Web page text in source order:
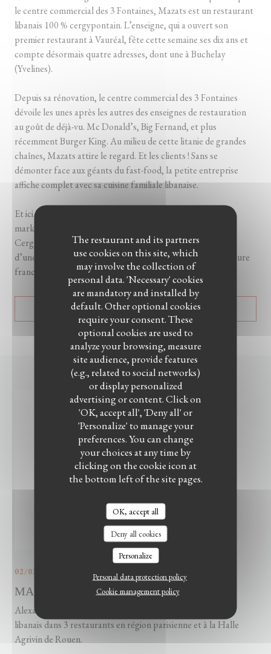
The restaurant and its partners
use cookies on this site, which
may involve the collection of
personal data. 'Necessary' cookies
are mandatory and installed by
default. Other optional cookies
require your consent. These
optional cookies are used to
analyze your browsing, measure
site audience, provide features
(e.g., related to social networks)
or display personalized
advertising or content. Click on
'OK, accept all', 'Deny all' or
'Personalize' to manage your
preferences. You can change
your choices at any time by
clicking on the cookie icon at
the bottom left of the site pages.
OK, accept all
Deny all cookies
Personalize
Personal data protection policy
Cookie management policy
le centre commercial des 3 Fontaines, Mazats est un restaurant
libanais 100 % cergypontain. L’enseigne, qui a ouvert son
premier restaurant à Vauréal, fête cette semaine ses dix ans et
compte désormais quatre adresses, dont une à Buchelay
(Yvelines).
Depuis sa rénovation, le centre commercial des 3 Fontaines
dévoile les unes après les autres des enseignes de restauration
au goût de déjà-vu. Mc Donald’s, Big Fernand, et plus
récemment Burger King. Au milieu de cette litanie de grandes
chaînes, Mazats attire le regard. Et les clients ! Sans se
démonter face aux géants du fast-food, la petite entreprise
affiche complet avec sa cuisine familiale libanaise.
Et ici le mot « familial » n’est pas seulement un argument
marketing. L’enseigne est un pur produit val-d’oisien, né à
Cergy-Pontoise (Val-d’Oise), des efforts et de l’imagination
d’une fratrie avec leurs parents. La famille Dandan, de culture
franco-libanaise, est originaire de Vauréal (Val-d’Oise)...
READ THE ARTICLE((OPENS IN A NEW
MAZATS : Cuisine libanaise
02/02/2022
Alexandre franco libanais propose des plats typiquement
libanais dans 3 restaurants en région parisienne et à la Halle
Agrivin de Rouen.